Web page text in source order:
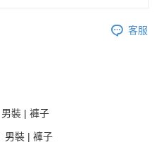
客服
男裝 | 褲子
▎男裝 | 褲子